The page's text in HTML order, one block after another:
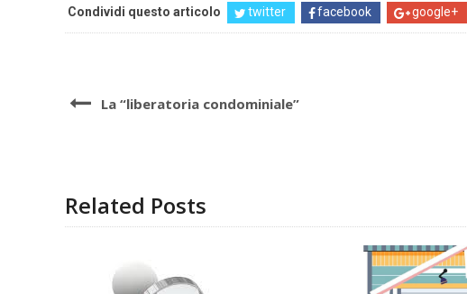
Condividi questo articolo twitter facebook google+
La “liberatoria condominiale”
Related Posts